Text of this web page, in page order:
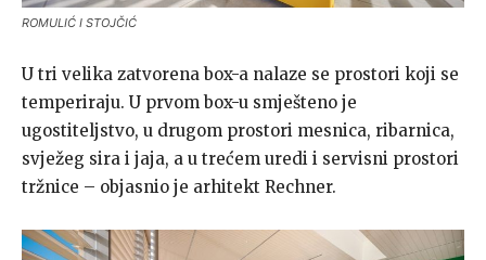
ROMULIĆ I STOJČIĆ
U tri velika zatvorena box-a nalaze se prostori koji se
temperiraju. U prvom box-u smješteno je
ugostiteljstvo, u drugom prostori mesnica, ribarnica,
svježeg sira i jaja, a u trećem uredi i servisni prostori
tržnice – objasnio je arhitekt Rechner.